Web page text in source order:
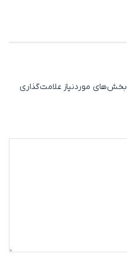
بخش‌های موردنیاز علامت‌گذاری